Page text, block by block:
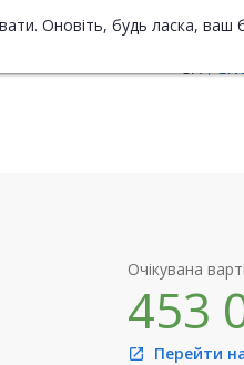
Оновіть, будь ласка, ваш
UA
Очікувана
453
open_in_new Перейти